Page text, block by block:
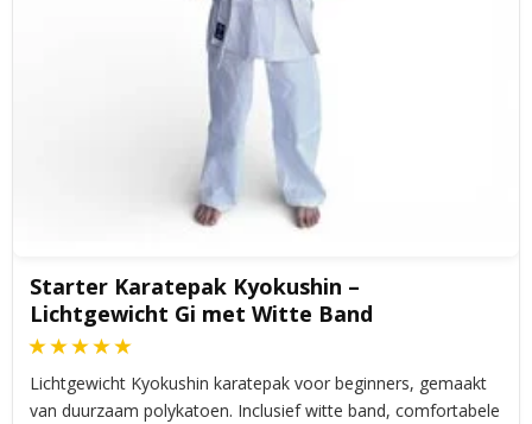
Starter Karatepak Kyokushin –
Lichtgewicht Gi met Witte Band
Lichtgewicht Kyokushin karatepak voor beginners, gemaakt
van duurzaam polykatoen. Inclusief witte band, comfortabele